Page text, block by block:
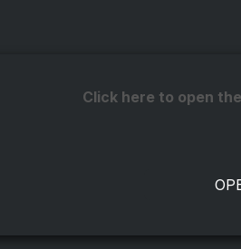
Click here to open